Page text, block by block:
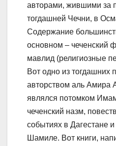
авторами, жившими за
тогдашней Чечни, в
Содержание
основном – чеченский
мавлид (религиозные
Вот одно из тогдашних
авторством аль Амира
являлся потомком
чеченский назм,
событиях в Дагестане
Шамиле. Вот книги,